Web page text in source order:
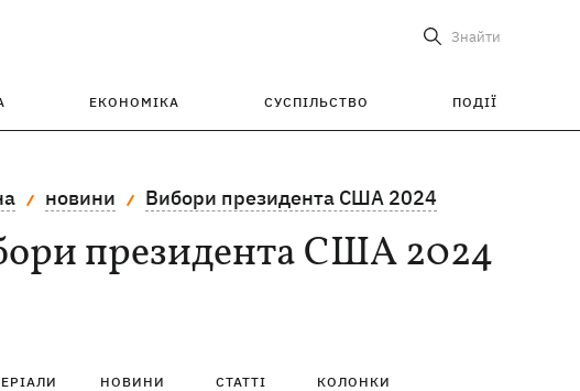
Знайти
ЕКОНОМІКА СУСПІЛЬСТВО ПОДІЇ
новини Вибори президента США 2024
президента США 2024
НОВИНИ СТАТТІ КОЛОНКИ